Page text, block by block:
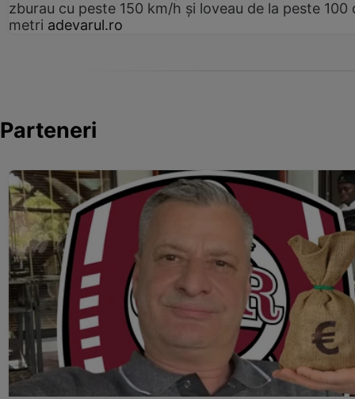
zburau cu peste 150 km/h și loveau de la peste 100
metri adevarul.ro
Parteneri